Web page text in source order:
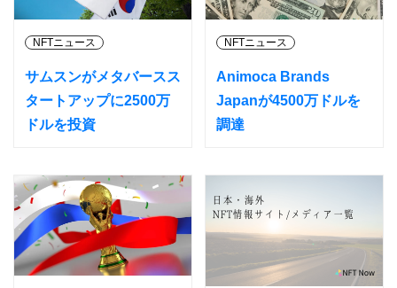
NFTニュース
サムスンがメタバースス
タートアップに2500万
ドルを投資
NFTニュース
Animoca Brands
Japanが4500万ドルを
調達